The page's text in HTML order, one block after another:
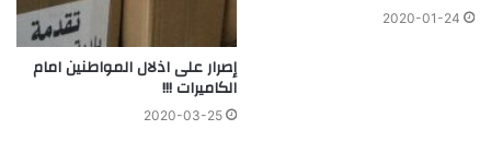
2020-01-24
إصرار على اذلال المواطنين امام
الكاميرات !!!
2020-03-25